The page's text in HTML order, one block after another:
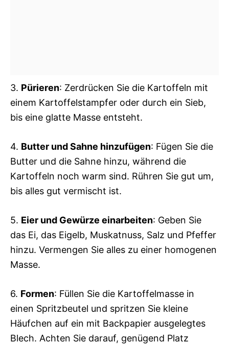
3. Pürieren: Zerdrücken Sie die Kartoffeln mit
einem Kartoffelstampfer oder durch ein Sieb,
bis eine glatte Masse entsteht.
4. Butter und Sahne hinzufügen: Fügen Sie die
Butter und die Sahne hinzu, während die
Kartoffeln noch warm sind. Rühren Sie gut um,
bis alles gut vermischt ist.
5. Eier und Gewürze einarbeiten: Geben Sie
das Ei, das Eigelb, Muskatnuss, Salz und Pfeffer
hinzu. Vermengen Sie alles zu einer homogenen
Masse.
6. Formen: Füllen Sie die Kartoffelmasse in
einen Spritzbeutel und spritzen Sie kleine
Häufchen auf ein mit Backpapier ausgelegtes
Blech. Achten Sie darauf, genügend Platz